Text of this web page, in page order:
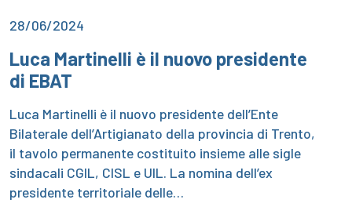
28/06/2024
Luca Martinelli è il nuovo presidente
di EBAT
Luca Martinelli è il nuovo presidente dell’Ente
Bilaterale dell’Artigianato della provincia di Trento,
il tavolo permanente costituito insieme alle sigle
sindacali CGIL, CISL e UIL. La nomina dell’ex
presidente territoriale delle…